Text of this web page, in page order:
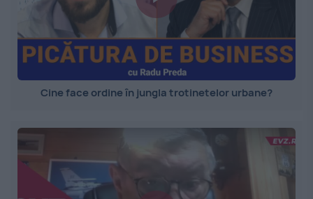
Cine face ordine în jungla trotinetelor urbane?